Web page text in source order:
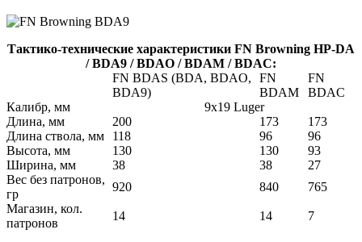
Тактико-технические характеристики FN Browning HP-DA
/ BDA9 / BDAO / BDAM / BDAC:
FN BDAS (BDA, BDAO,
BDA9)
FN
BDAM
FN
BDAC
Калибр, мм
9x19 Luger
Длина, мм
200 173
173
Длина ствола, мм
118 96
96
Высота, мм
130 130
93
Ширина, мм
38 38
27
Вес без патронов,
гр
920 840
765
Магазин, кол.
патронов
14 14 7